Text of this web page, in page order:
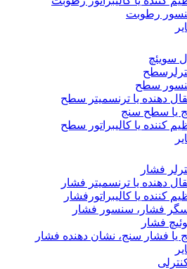
رطوبت
سویئچ
سطح
دهنده یا ترنسمیتر سطح
یا سطح سنج
کننده یا کالیبراتور سطح
فشار
دهنده یا ترنسمیتر فشار
کننده یا کالیبراتورفشار
فشار، سنسور فشار
فشار
یا فشار سنج، نشان دهنده فشار